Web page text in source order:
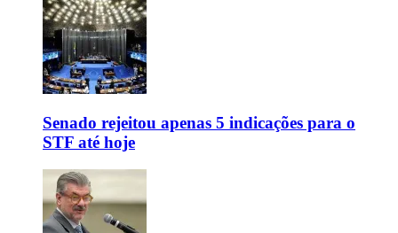
Senado rejeitou apenas 5 indicações para o
STF até hoje